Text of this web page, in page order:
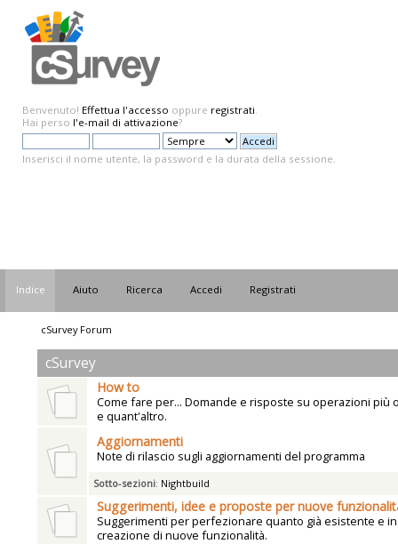
Benvenuto! Effettua l'accesso oppure registrati.
Hai perso l'e-mail di attivazione?
Inserisci il nome utente, la password e la durata della sessione.
Indice Aiuto Ricerca Accedi Registrati
cSurvey Forum
cSurvey
How to
Come fare per... Domande e risposte su operazioni più
e quant'altro.
Aggiornamenti
Note di rilascio sugli aggiornamenti del programma
Sotto-sezioni: Nightbuild
Suggerimenti, idee e proposte per nuove
Suggerimenti per perfezionare quanto già esistente e
creazione di nuove funzionalità.